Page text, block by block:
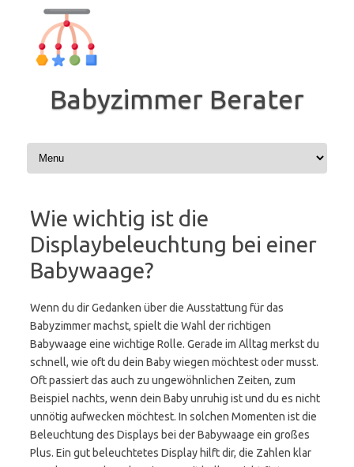
Inhalt
springen
Babyzimmer Berater
Wie wichtig ist die
Displaybeleuchtung bei einer
Babywaage?
Wenn du dir Gedanken über die Ausstattung für das
Babyzimmer machst, spielt die Wahl der richtigen
Babywaage eine wichtige Rolle. Gerade im Alltag merkst du
schnell, wie oft du dein Baby wiegen möchtest oder musst.
Oft passiert das auch zu ungewöhnlichen Zeiten, zum
Beispiel nachts, wenn dein Baby unruhig ist und du es nicht
unnötig aufwecken möchtest. In solchen Momenten ist die
Beleuchtung des Displays bei der Babywaage ein großes
Plus. Ein gut beleuchtetes Display hilft dir, die Zahlen klar